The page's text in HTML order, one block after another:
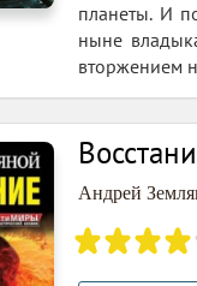
планеты. И
ныне
вторжением
Андрей